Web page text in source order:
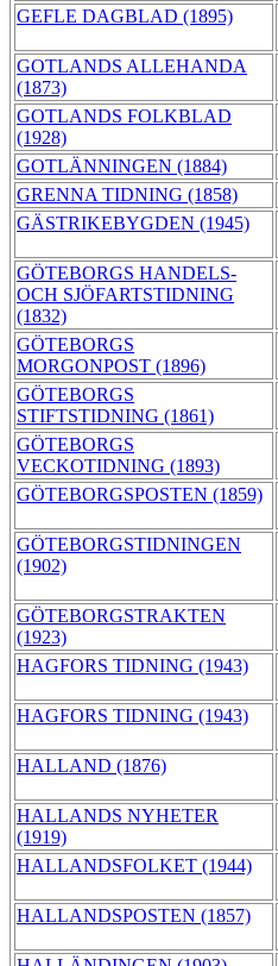
GEFLE DAGBLAD (1895)
GOTLANDS ALLEHANDA
(1873)
GOTLANDS FOLKBLAD
(1928)
GOTLÄNNINGEN (1884)
GRENNA TIDNING (1858)
GÄSTRIKEBYGDEN (1945)
GÖTEBORGS HANDELS-
OCH SJÖFARTSTIDNING
(1832)
GÖTEBORGS
MORGONPOST (1896)
GÖTEBORGS
STIFTSTIDNING (1861)
GÖTEBORGS
VECKOTIDNING (1893)
GÖTEBORGSPOSTEN (1859)
GÖTEBORGSTIDNINGEN
(1902)
GÖTEBORGSTRAKTEN
(1923)
HAGFORS TIDNING (1943)
HAGFORS TIDNING (1943)
HALLAND (1876)
HALLANDS NYHETER
(1919)
HALLANDSFOLKET (1944)
HALLANDSPOSTEN (1857)